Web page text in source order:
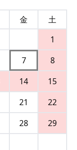
金
土
1
7
8
14
15
21
22
28
29